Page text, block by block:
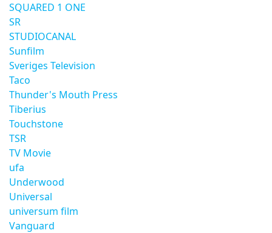
SQUARED 1 ONE
SR
STUDIOCANAL
Sunfilm
Sveriges Television
Taco
Thunder's Mouth Press
Tiberius
Touchstone
TSR
TV Movie
ufa
Underwood
Universal
universum film
Vanguard